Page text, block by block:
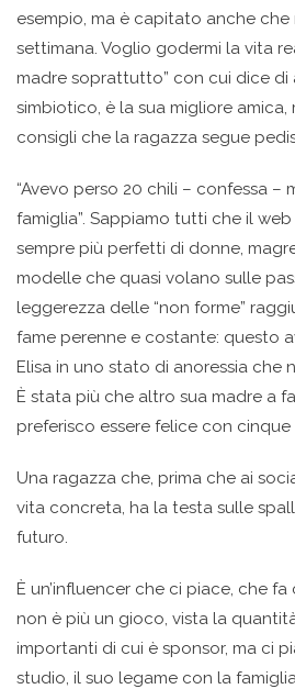
esempio, ma è capitato anche
settimana. Voglio godermi la vita
madre soprattutto” con cui dice di
simbiotico, è la sua migliore amica,
consigli che la ragazza segue
“Avevo perso 20 chili – confessa –
famiglia”. Sappiamo tutti che il
sempre più perfetti di donne,
modelle che quasi volano sulle
leggerezza delle “non forme”
fame perenne e costante: questo
Elisa in uno stato di anoressia che
Ѐ stata più che altro sua madre a
preferisco essere felice con cinque
Una ragazza che, prima che ai
vita concreta, ha la testa sulle
futuro.
Ѐ un’influencer che ci piace, che
non è più un gioco, vista la
importanti di cui è sponsor, ma ci
studio, il suo legame con la